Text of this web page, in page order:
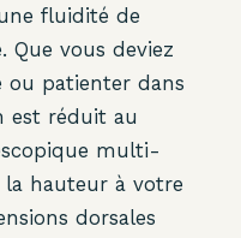
fluidité de
Que vous deviez
ou patienter dans
est réduit au
multi-
la hauteur à votre
dorsales